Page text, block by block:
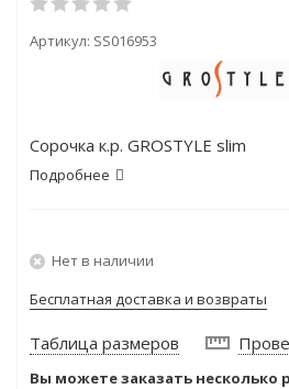
Артикул: SS016953
Сорочка к.р. GROSTYLE slim
Подробнее
Нет в наличии
Бесплатная доставка и возвраты
Таблица размеров
Вы можете заказать несколько